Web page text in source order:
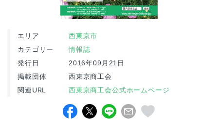
エリア 西東京市
カテゴリー 情報誌
発行日 2016年09月21日
掲載団体 西東京商工会
関連URL 西東京商工会公式ホームページ